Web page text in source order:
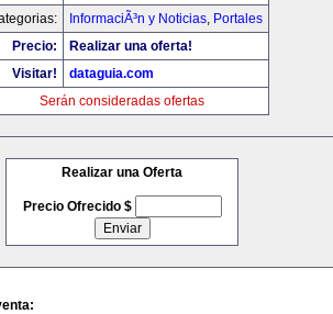
InformaciÃ³n y Noticias, Portales
Precio:
Realizar una oferta!
Visitar!
dataguia.com
Serán consideradas ofertas
Realizar una Oferta
Precio Ofrecido $